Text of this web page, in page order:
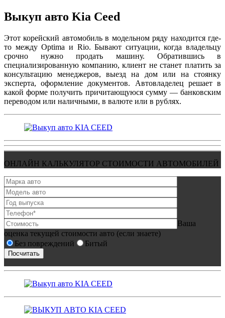
Выкуп авто Kia Ceed
Этот корейский автомобиль в модельном ряду находится где-
то между Optima и Rio. Бывают ситуации, когда владельцу
срочно нужно продать машину. Обратившись в
специализированную компанию, клиент не станет платить за
консультацию менеджеров, выезд на дом или на стоянку
эксперта, оформление документов. Автовладелец решает в
какой форме получить причитающуюся сумму — банковским
переводом или наличными, в валюте или в рублях.
ОНЛАЙН КАЛЬКУЛЯТОР СТОИМОСТИ АВТОМОБИЛЕЙ
Ваша
оценка текущей стоимости авто (если знаете)
Без повреждений
Битый